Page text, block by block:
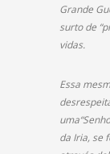
Grande
surto de
vidas.
Essa
da Iria, se